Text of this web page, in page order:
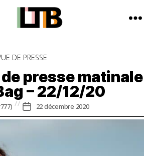
Bag
-
Média
d'information
quotidienne
DE PRESSE
presse matinale
– 22/12/20
Date
de
22 décembre 2020